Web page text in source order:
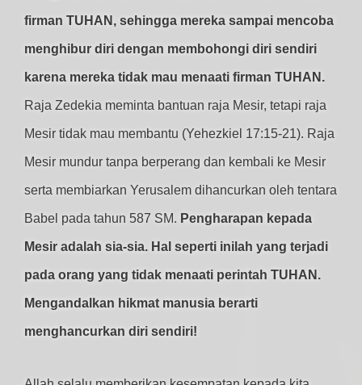
firman TUHAN, sehingga mereka sampai mencoba
menghibur diri dengan membohongi diri sendiri
karena mereka tidak mau menaati firman TUHAN.
Raja Zedekia meminta bantuan raja Mesir, tetapi raja
Mesir tidak mau membantu (Yehezkiel 17:15-21). Raja
Mesir mundur tanpa berperang dan kembali ke Mesir
serta membiarkan Yerusalem dihancurkan oleh tentara
Babel pada tahun 587 SM. Pengharapan kepada
Mesir adalah sia-sia. Hal seperti inilah yang terjadi
pada orang yang tidak menaati perintah TUHAN.
Mengandalkan hikmat manusia berarti
menghancurkan diri sendiri!